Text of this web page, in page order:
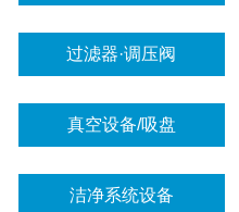
过滤器·调压阀
真空设备/吸盘
洁净系统设备